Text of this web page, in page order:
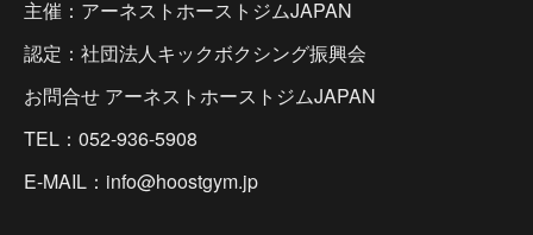
主催：アーネストホーストジムJAPAN
認定：社団法人キックボクシング振興会
お問合せ アーネストホーストジムJAPAN
TEL：052-936-5908
E-MAIL：info@hoostgym.jp